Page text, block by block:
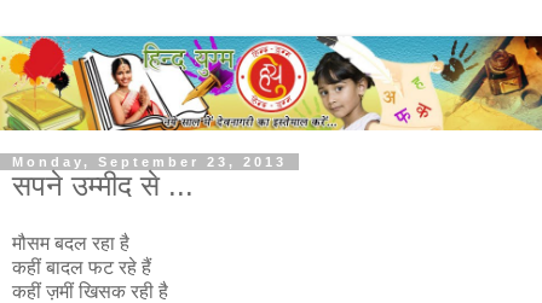
Monday, September 23, 2013
सपने उम्मीद से ...
मौसम बदल रहा है
कहीं बादल फट रहे हैं
कहीं ज़मीं खिसक रही है